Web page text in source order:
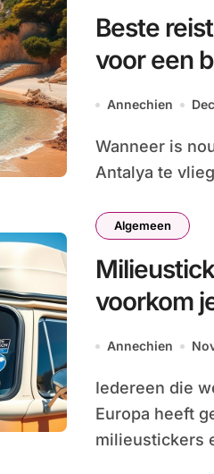
Beste
voor een
naar
Annechien
Wanneer is nou echt de beste tijd om naar
Antalya te
Algemeen
voorkom
Annechien
Iedereen die wel eens een roadtrip door
Europa heeft
milieustickers